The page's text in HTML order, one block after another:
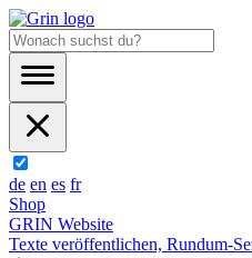
de en es fr
Shop
GRIN Website
Texte veröffentlichen, Rundum-